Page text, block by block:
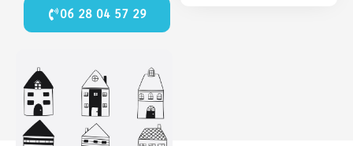
06 28 04 57 29